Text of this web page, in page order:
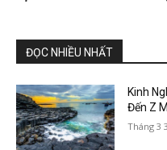
ĐỌC NHIỀU NHẤT
Kinh
Đến Z
Tháng 3